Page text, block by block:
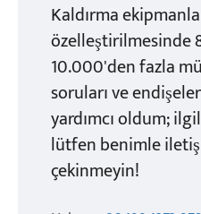
Kaldırma
özelleştirilmesinde
10.000'den fazla
soruları ve
yardımcı oldum;
lütfen benimle
çekinmeyin!